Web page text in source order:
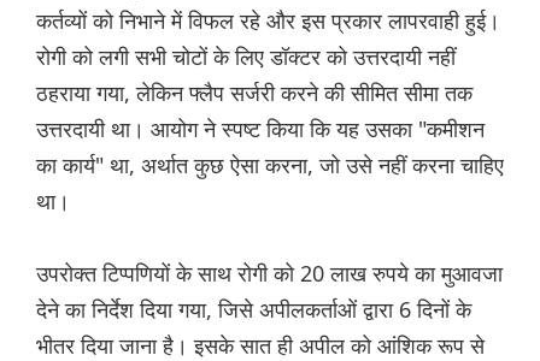
कर्तव्यों को निभाने में विफल रहे और इस प्रकार लापरवाही हुई।
रोगी को लगी सभी चोटों के लिए डॉक्टर को उत्तरदायी नहीं
ठहराया गया, लेकिन फ्लैप सर्जरी करने की सीमित सीमा तक
उत्तरदायी था। आयोग ने स्पष्ट किया कि यह उसका "कमीशन
का कार्य" था, अर्थात कुछ ऐसा करना, जो उसे नहीं करना चाहिए
था।
उपरोक्त टिप्पणियों के साथ रोगी को 20 लाख रुपये का मुआवजा
देने का निर्देश दिया गया, जिसे अपीलकर्ताओं द्वारा 6 दिनों के
भीतर दिया जाना है। इसके सात ही अपील को आंशिक रूप से